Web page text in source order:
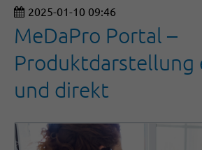
2025-01-10 09:46
MeDaPro Portal –
und direkt